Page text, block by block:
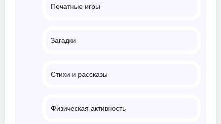
Печатные игры
Загадки
Стихи и рассказы
Физическая активность